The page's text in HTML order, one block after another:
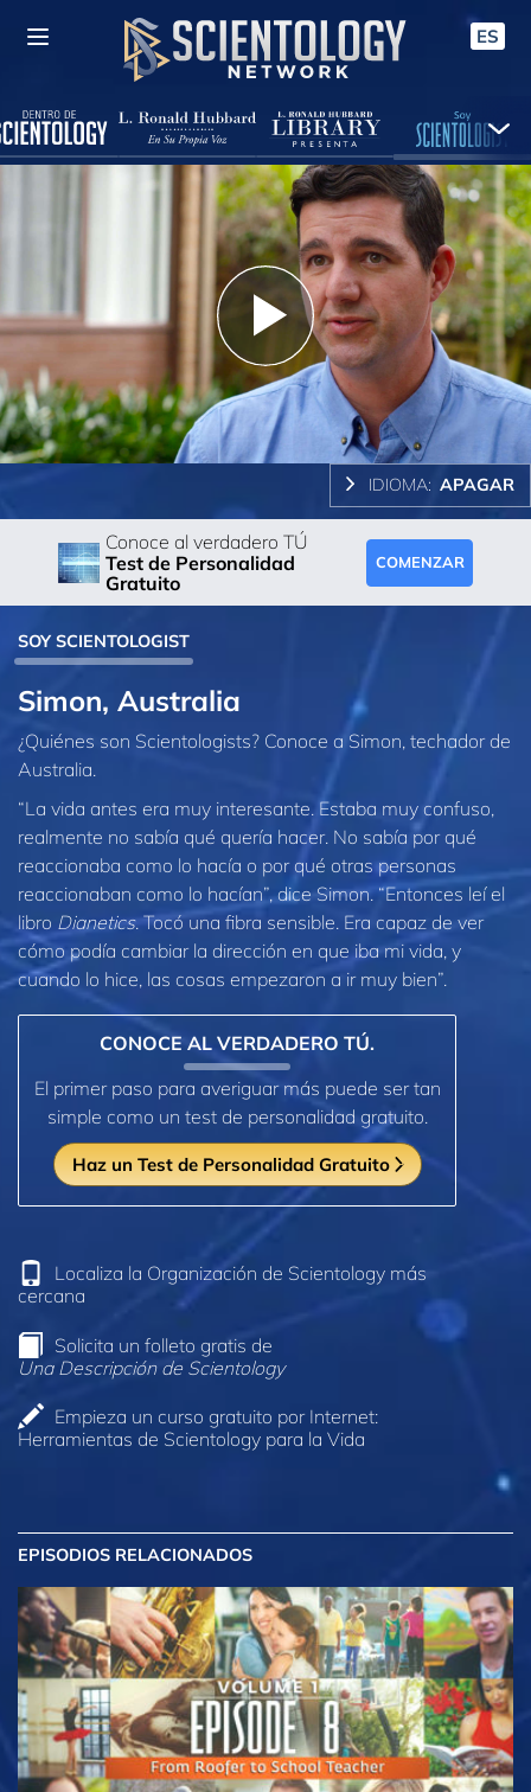
ES
Play
Video
IDIOMA: APAGAR
Conoce al verdadero TÚ
Test de Personalidad
Gratuito
COMENZAR
SOY SCIENTOLOGIST
Simon, Australia
¿Quiénes son Scientologists? Conoce a Simon, techador de
Australia.
“La vida antes era muy interesante. Estaba muy confuso,
realmente no sabía qué quería hacer. No sabía por qué
reaccionaba como lo hacía o por qué otras personas
reaccionaban como lo hacían”, dice Simon. “Entonces leí el
libro Dianetics. Tocó una fibra sensible. Era capaz de ver
cómo podía cambiar la dirección en que iba mi vida, y
cuando lo hice, las cosas empezaron a ir muy bien”.
CONOCE AL VERDADERO TÚ.
El primer paso para averiguar más puede ser tan
simple como un test de personalidad gratuito.
Haz un Test de Personalidad Gratuito
Localiza la Organización de Scientology más
cercana
Solicita un folleto gratis de
Una Descripción de Scientology
Empieza un curso gratuito por Internet:
Herramientas de Scientology para la Vida
EPISODIOS RELACIONADOS